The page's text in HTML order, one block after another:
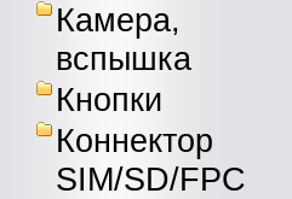
Камера,
вспышка
Кнопки
Коннектор
SIM/SD/FPC